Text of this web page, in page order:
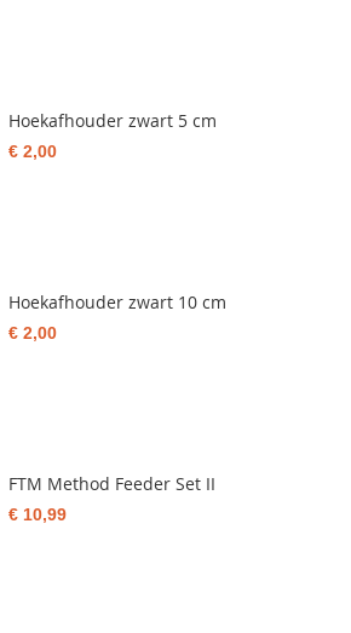
Hoekafhouder zwart 5 cm
€ 2,00
Hoekafhouder zwart 10 cm
€ 2,00
FTM Method Feeder Set II
€ 10,99